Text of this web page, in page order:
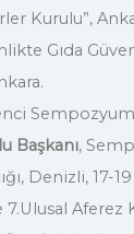
Kurulu”,
Gıda
Başkanı,
Denizli, 17-
7.Ulusal Aferez